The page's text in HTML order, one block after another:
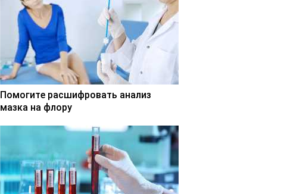
Помогите расшифровать анализ
мазка на флору